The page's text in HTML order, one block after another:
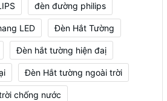
đèn đường philips
LED Đèn Hắt Tường
Đèn hắt tường hiện đaị
Đèn Hắt tường ngoài trời
chống nước